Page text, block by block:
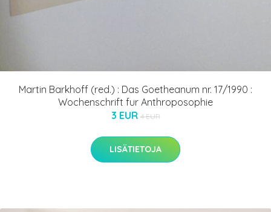
Martin Barkhoff (red.) : Das Goetheanum nr. 17/1990 :
Wochenschrift fur Anthroposophie
3 EUR 4 EUR
LISÄTIETOJA